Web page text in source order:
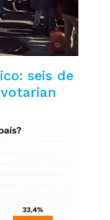
seis de